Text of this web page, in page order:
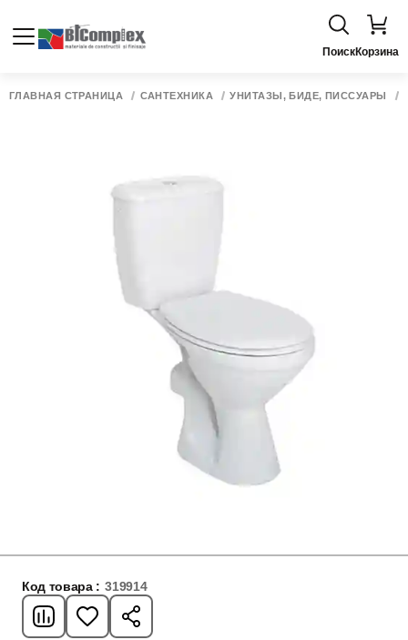
ПоискКорзина
ГЛАВНАЯ СТРАНИЦА САНТЕХНИКА УНИТАЗЫ, БИДЕ, ПИССУАРЫ
Код товара : 319914